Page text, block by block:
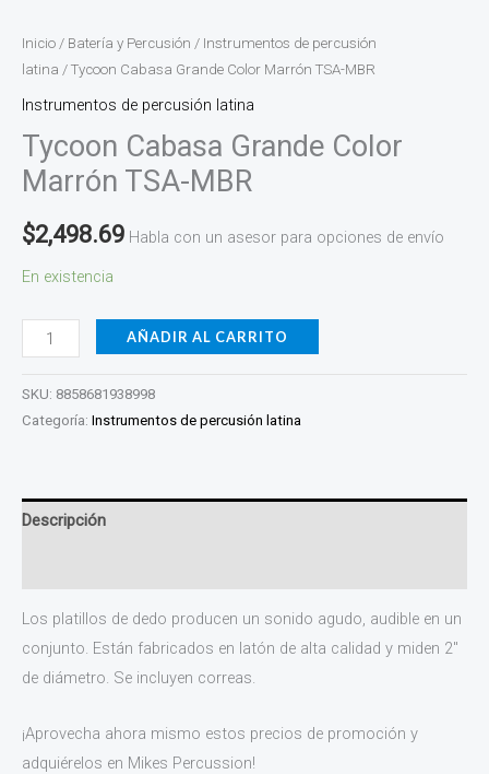
Inicio / Batería y Percusión / Instrumentos de percusión
latina / Tycoon Cabasa Grande Color Marrón TSA-MBR
Instrumentos de percusión latina
Tycoon Cabasa Grande Color
Marrón TSA-MBR
$2,498.69 Habla con un asesor para opciones de envío
En existencia
AÑADIR AL CARRITO
SKU: 8858681938998
Categoría: Instrumentos de percusión latina
Descripción
Los platillos de dedo producen un sonido agudo, audible en un
conjunto. Están fabricados en latón de alta calidad y miden 2″
de diámetro. Se incluyen correas.
¡Aprovecha ahora mismo estos precios de promoción y
adquiérelos en Mikes Percussion!